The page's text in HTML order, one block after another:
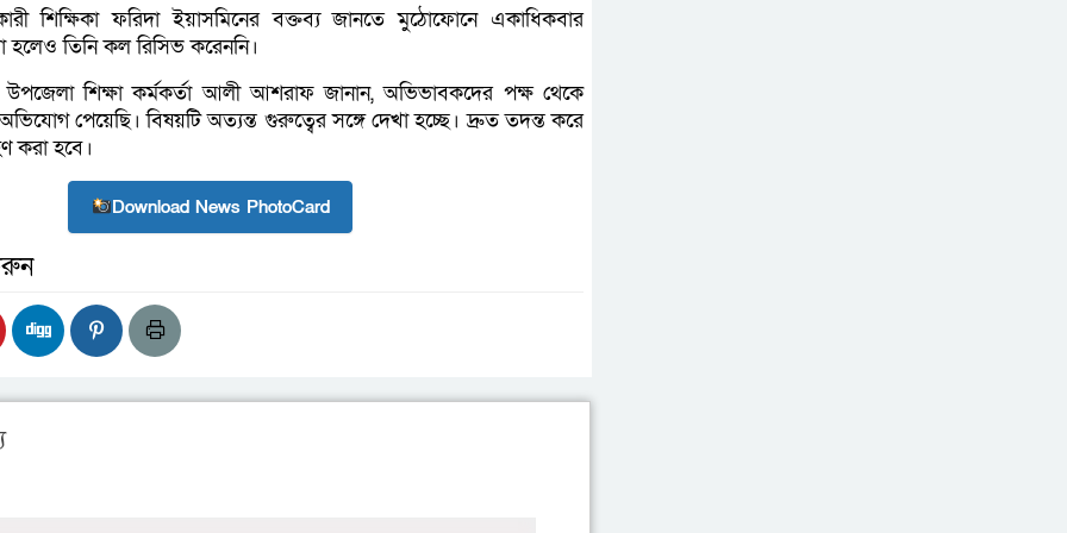
শিক্ষিকা ফরিদা ইয়াসমিনের বক্তব্য জানতে মুঠোফোনে একাধিকবার
হলেও তিনি কল রিসিভ করেননি।
উপজেলা শিক্ষা কর্মকর্তা আলী আশরাফ জানান, অভিভাবকদের পক্ষ থেকে
পেয়েছি। বিষয়টি অত্যন্ত গুরুত্বের সঙ্গে দেখা হচ্ছে। দ্রুত তদন্ত করে
করা হবে।
Download News PhotoCard